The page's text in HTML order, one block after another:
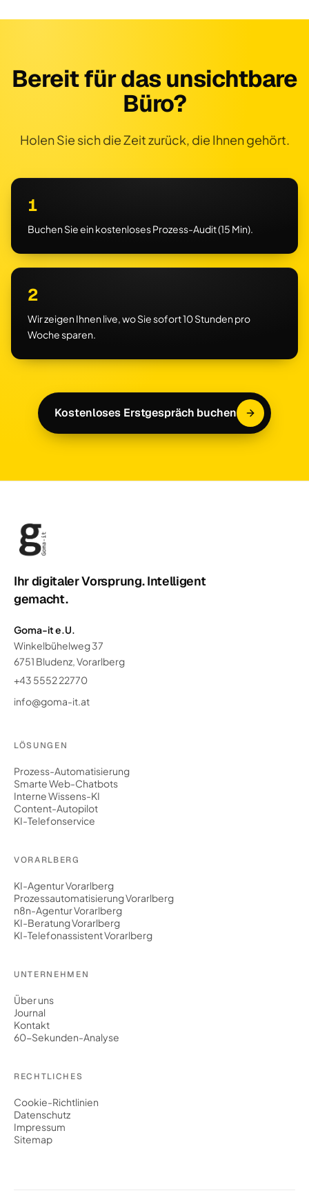
Bereit für das unsichtbare
Büro?
Holen Sie sich die Zeit zurück, die Ihnen gehört.
1
Buchen Sie ein kostenloses Prozess-Audit (15 Min).
2
Wir zeigen Ihnen live, wo Sie sofort 10 Stunden pro
Woche sparen.
Kostenloses Erstgespräch buchen
Ihr digitaler Vorsprung. Intelligent
gemacht.
Goma-it e.U.
Winkelbühelweg 37
6751 Bludenz, Vorarlberg
+43 5552 22770
info@goma-it.at
LÖSUNGEN
Prozess-Automatisierung
Smarte Web-Chatbots
Interne Wissens-KI
Content-Autopilot
KI-Telefonservice
VORARLBERG
KI-Agentur Vorarlberg
Prozessautomatisierung Vorarlberg
n8n-Agentur Vorarlberg
KI-Beratung Vorarlberg
KI-Telefonassistent Vorarlberg
UNTERNEHMEN
Über uns
Journal
Kontakt
60-Sekunden-Analyse
RECHTLICHES
Cookie-Richtlinien
Datenschutz
Impressum
Sitemap